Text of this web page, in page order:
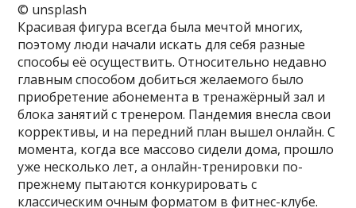
© unsplash
Красивая фигура всегда была мечтой многих,
поэтому люди начали искать для себя разные
способы её осуществить. Относительно недавно
главным способом добиться желаемого было
приобретение абонемента в тренажёрный зал и
блока занятий с тренером. Пандемия внесла свои
коррективы, и на передний план вышел онлайн. С
момента, когда все массово сидели дома, прошло
уже несколько лет, а онлайн-тренировки по-
прежнему пытаются конкурировать с
классическим очным форматом в фитнес-клубе.